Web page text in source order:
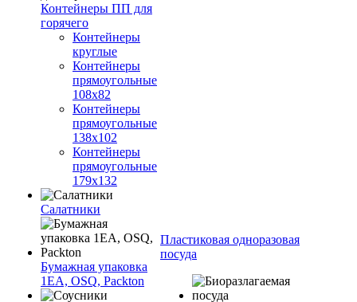
Контейнеры ПП для
горячего
Контейнеры
круглые
Контейнеры
прямоугольные
108х82
Контейнеры
прямоугольные
138х102
Контейнеры
прямоугольные
179х132
Салатники
Бумажная упаковка
1ЕА, OSQ, Packton
Пластиковая одноразовая
посуда